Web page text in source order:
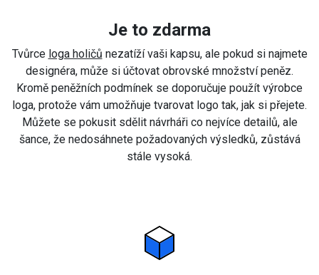
Je to zdarma
Tvůrce loga holičů nezatíží vaši kapsu, ale pokud si najmete
designéra, může si účtovat obrovské množství peněz.
Kromě peněžních podmínek se doporučuje použít výrobce
loga, protože vám umožňuje tvarovat logo tak, jak si přejete.
Můžete se pokusit sdělit návrháři co nejvíce detailů, ale
šance, že nedosáhnete požadovaných výsledků, zůstává
stále vysoká.